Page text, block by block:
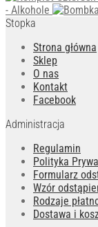
- Alkohole
Stopka
Strona główna
Sklep
O nas
Kontakt
Facebook
Administracja
Regulamin
Polityka
Formularz
Wzór
Rodzaje
Dostawa i